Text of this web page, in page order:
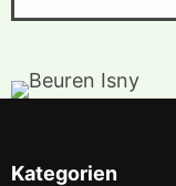
Kategorien